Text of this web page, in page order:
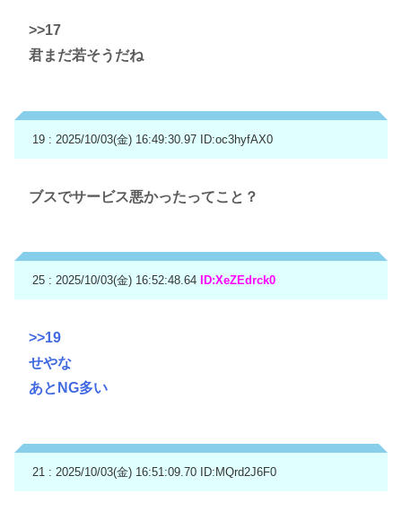
>>17
君まだ若そうだね
19 : 2025/10/03(金) 16:49:30.97 ID:oc3hyfAX0
ブスでサービス悪かったってこと？
25 : 2025/10/03(金) 16:52:48.64 ID:XeZEdrck0
>>19
せやな
あとNG多い
21 : 2025/10/03(金) 16:51:09.70 ID:MQrd2J6F0